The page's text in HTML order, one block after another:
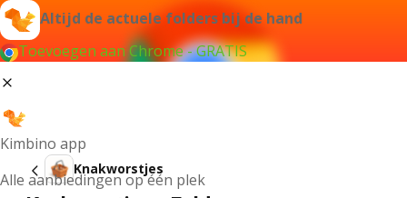
Altijd de actuele folders bij de hand
Toevoegen aan Chrome - GRATIS
Kimbino app
Alle aanbiedingen op één plek
Knakworstjes